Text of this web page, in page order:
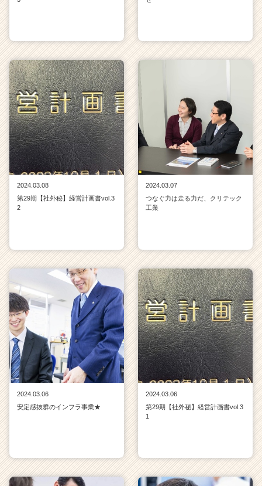
2024.03.08
第29期【社外秘】経営計画書vol.3
2
2024.03.07
つなぐ力は走る力だ、クリテック
工業
2024.03.06
安定感抜群のインフラ事業★
2024.03.06
第29期【社外秘】経営計画書vol.3
1